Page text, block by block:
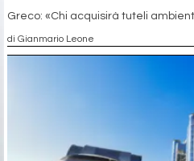
Greco: «Chi acquisirà tuteli
di Gianmario Leone